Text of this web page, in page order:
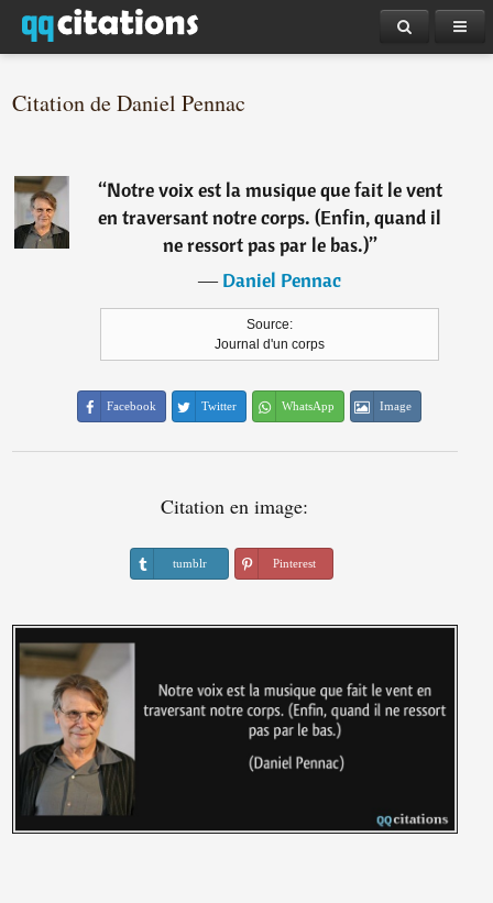
Citation de Daniel Pennac
“Notre voix est la musique que fait le vent
en traversant notre corps. (Enfin, quand il
ne ressort pas par le bas.)”
―Daniel Pennac
Source:
Journal d'un corps
Facebook Twitter WhatsApp Image
Citation en image:
tumblr Pinterest